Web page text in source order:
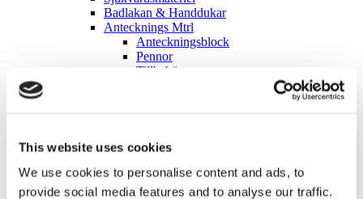
This website uses cookies
We use cookies to personalise content and ads, to
provide social media features and to analyse our traffic.
Badlakan & Handdukar
Antecknings Mtrl
Anteckningsblock
Pennor
Tillbehör
Flygvapnet
Sinai
Till förmån för Ukraina